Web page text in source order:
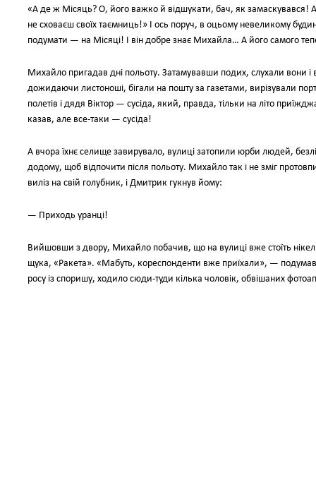
«А де ж Місяць? О, його важко й відшукати, бач, як замаскувався!
не сховаєш своїх таємниць!» І ось поруч, в оцьому невеликому
подумати — на Місяці! І він добре знає Михайла… А його самого
Михайло пригадав дні польоту. Затамувавши подих, слухали вони і
дожидаючи листоноші, бігали на пошту за газетами, вирізували
полетів і дядя Віктор — сусіда, який, правда, тільки на літо
казав, але все-таки — сусіда!
А вчора їхнє селище завирувало, вулиці затопили юрби людей,
додому, щоб відпочити після польоту. Михайло так і не зміг
виліз на свій голубник, і Дмитрик гукнув йому:
— Приходь уранці!
Вийшовши з двору, Михайло побачив, що на вулиці вже стоїть
щука, «Ракета». «Мабуть, кореспонденти вже приїхали», —
росу із споришу, ходило сюди-туди кілька чоловік, обвішаних